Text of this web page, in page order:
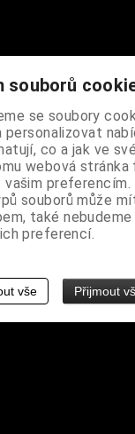
je nosit
navlékají na ruku a
souborů
se soubory
co a jak ve
webová stránka
preferencím.
souborů může
také
preferencí.
vše Přijmout